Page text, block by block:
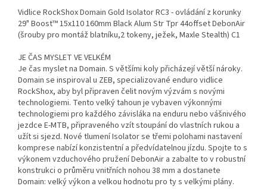
Vidlice RockShox Domain Gold Isolator RC3 - ovládání z korunky
29" Boost™ 15x110 160mm Black Alum Str Tpr 44offset DebonAir
(šrouby pro montáž blatníku,2 tokeny, ježek, Maxle Stealth) C1
JE ČAS MYSLET VE VELKÉM
Je čas myslet na Domain. S většími koly přicházejí větší nároky.
Domain se inspiroval u ZEB, specializované enduro vidlice
RockShox, aby byl připraven čelit novým výzvám s novými
technologiemi. Tento velký tahoun je vybaven výkonnými
technologiemi pro každého závisláka na enduru nebo vášnivého
jezdce E-MTB, připraveného vzít stoupání do vlastních rukou a
užít si sjezd. Nové tlumení Isolator se třemi polohami nastavení
komprese nabízí konzistentní a předvídatelnou jízdu. Spojte to s
výkonem vzduchového pružení DebonAir a zabalte to v robustní
konstrukci o průměru vnitřních nohou 38 mm a dostanete
Domain: velký výkon a velkou hodnotu pro ty s velkými plány.